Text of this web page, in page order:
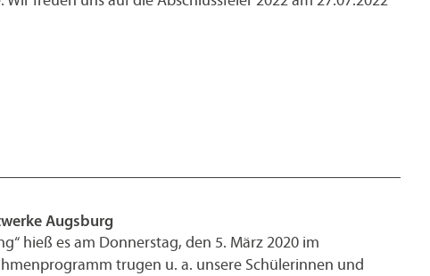
Augsburg
hieß es am Donnerstag, den 5. März 2020 im
trugen u. a. unsere Schülerinnen und